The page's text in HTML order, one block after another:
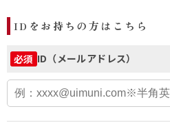
IDをお持ちの方はこちら
必須 ID（メールアドレス）